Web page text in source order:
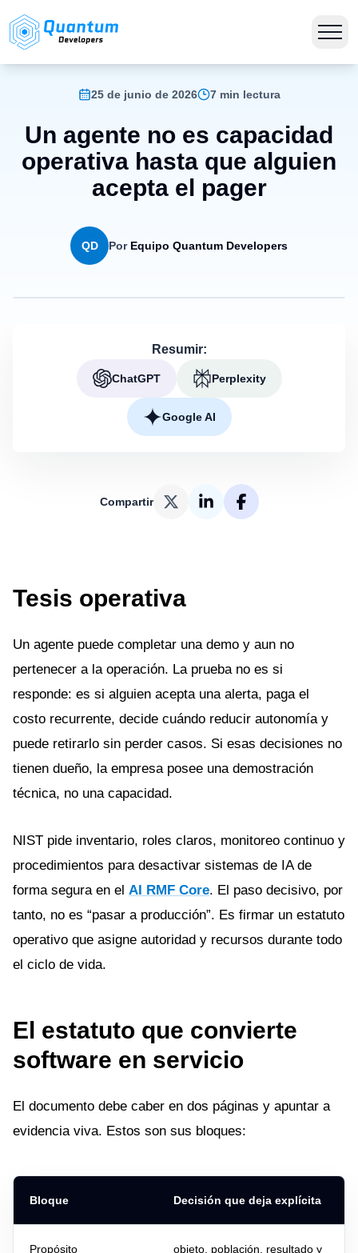
25 de junio de 2026 7 min lectura
Un agente no es capacidad
operativa hasta que alguien
acepta el pager
QD Por Equipo Quantum Developers
Resumir:
ChatGPT Perplexity
Google AI
Compartir
Tesis operativa
Un agente puede completar una demo y aun no
pertenecer a la operación. La prueba no es si
responde: es si alguien acepta una alerta, paga el
costo recurrente, decide cuándo reducir autonomía y
puede retirarlo sin perder casos. Si esas decisiones no
tienen dueño, la empresa posee una demostración
técnica, no una capacidad.
NIST pide inventario, roles claros, monitoreo continuo y
procedimientos para desactivar sistemas de IA de
forma segura en el AI RMF Core. El paso decisivo, por
tanto, no es “pasar a producción”. Es firmar un estatuto
operativo que asigne autoridad y recursos durante todo
el ciclo de vida.
El estatuto que convierte
software en servicio
El documento debe caber en dos páginas y apuntar a
evidencia viva. Estos son sus bloques:
Bloque Decisión que deja explícita
Propósito
objeto, población, resultado y